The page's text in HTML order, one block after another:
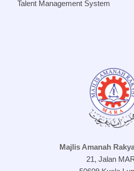
Talent Management System
Majlis Amanah
21, Jalan